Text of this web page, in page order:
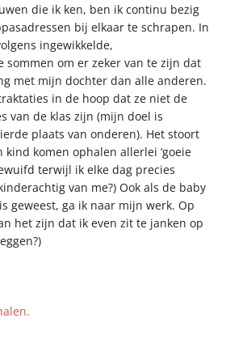
die ik ken, ben ik continu bezig
bij elkaar te schrapen. In
ingewikkelde,
sommen om er zeker van te zijn dat
met mijn dochter dan alle anderen.
in de hoop dat ze niet de
van de klas zijn (mijn doel is
plaats van onderen). Het stoort
komen ophalen allerlei ‘goeie
terwijl ik elke dag precies
van me?) Ook als de baby
geweest, ga ik naar mijn werk. Op
het zijn dat ik even zit te janken op